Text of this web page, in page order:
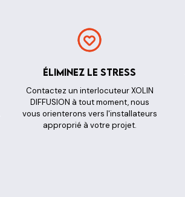
Éliminez le stress
Contactez un interlocuteur XOLIN
DIFFUSION à tout moment, nous
vous orienterons vers l'installateurs
approprié à votre projet.